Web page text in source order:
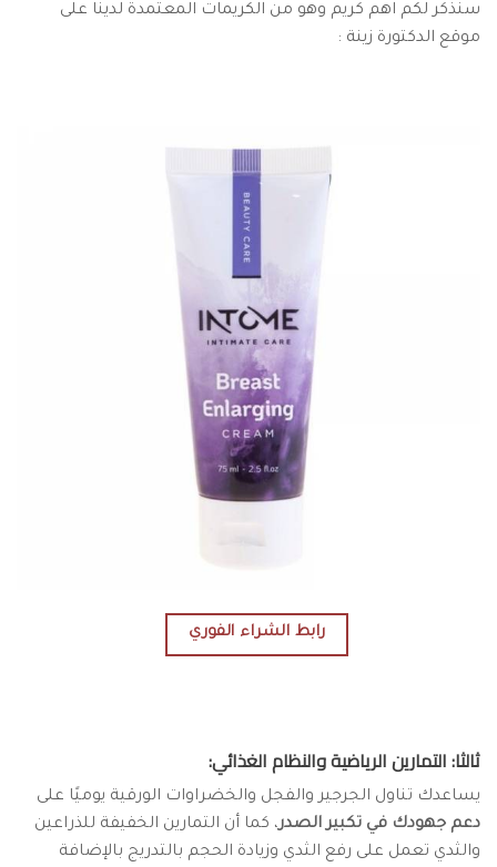
سنذكر لكم اهم كريم وهو من الكريمات المعتمدة لدينا على
موقع الدكتورة زينة :
رابط الشراء الفوري
ثالثا: التمارين الرياضية والنظام الغذائي:
يساعدك تناول الجرجير والفجل والخضراوات الورقية يوميًا على
دعم جهودك في تكبير الصدر، كما أن التمارين الخفيفة للذراعين
والثدي تعمل على رفع الثدي وزيادة الحجم بالتدريج بالإضافة